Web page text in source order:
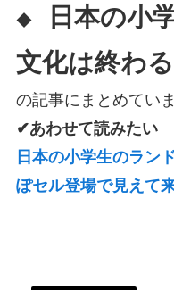
◆
日本の小
文化は終わ
の記事にまとめてい
✔あわせて読みたい
日本の小学生のラン
ぽセル登場で見えて